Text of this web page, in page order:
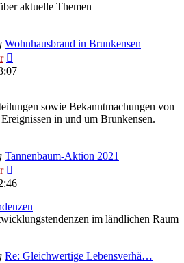
aktuelle Themen
Wohnhausbrand in Brunkensen
Beitrag
sowie Bekanntmachungen von
in und um Brunkensen.
Tannenbaum-Aktion 2021
Beitrag
im ländlichen Raum
Re: Gleichwertige Lebensverhä…